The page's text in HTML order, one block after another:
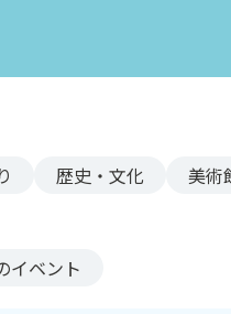
歴史・文化
美術
イベント